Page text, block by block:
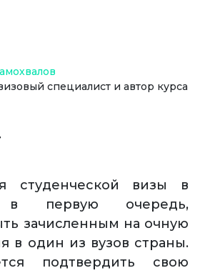
специалист и автор курса
студенческой визы в
в первую очередь,
зачисленным на очную
в один из вузов страны.
подтвердить свою